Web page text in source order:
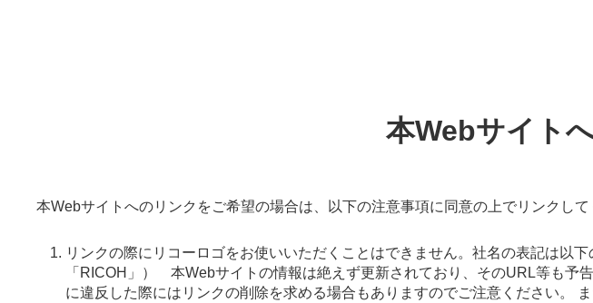
本Webサイト
本Webサイトへのリンクをご希望の場合は、以下の注意事項に同意の上でリンクして
リンクの際にリコーロゴをお使いいただくことはできません。社名の表記は以
「RICOH」） 本Webサイトの情報は絶えず更新されており、そのURL等も
に違反した際にはリンクの削除を求める場合もありますのでご注意ください。